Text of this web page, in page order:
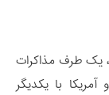
یک طرف مذاکرات
با یکدیگر